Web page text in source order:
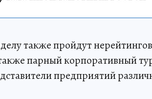
также пройдут
парный корпоративный
предприятий